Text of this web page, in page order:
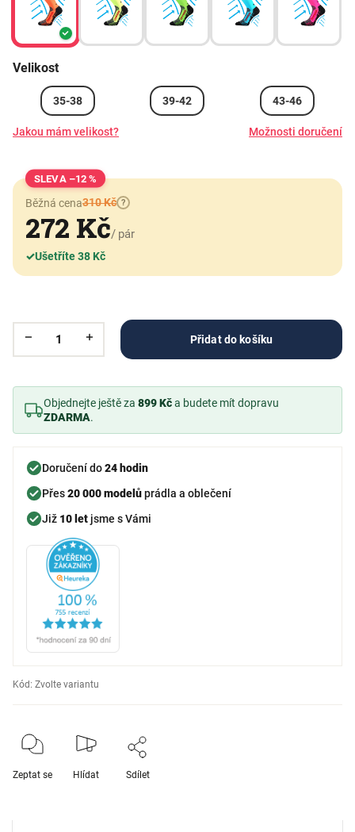
Velikost
35-38 39-42 43-46
Jakou mám velikost? Možnosti doručení
–12 %
Běžná cena310 Kč ?
272 Kč/ pár
✓Ušetříte 38 Kč
Přidat do košíku
Objednejte ještě za 899 Kča budete mít dopravu
ZDARMA.
Doručení do24 hodin
Přes20 000 modelůprádla a oblečení
Již 10 let jsme s Vámi
Kód: Zvolte variantu
Zeptat se Hlídat Sdílet